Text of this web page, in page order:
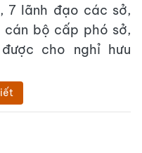
7 lãnh đạo các sở,
cán bộ cấp phó sở,
cho nghỉ hưu